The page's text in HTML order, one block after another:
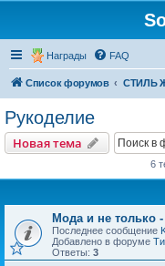
Награды FAQ
Список форумов СТИЛЬ
Рукоделие
Новая тема
6
Мода и не только
Последнее сообщение
Добавлено в форуме
Ответы: 3